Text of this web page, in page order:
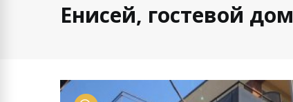
Енисей, гостевой дом